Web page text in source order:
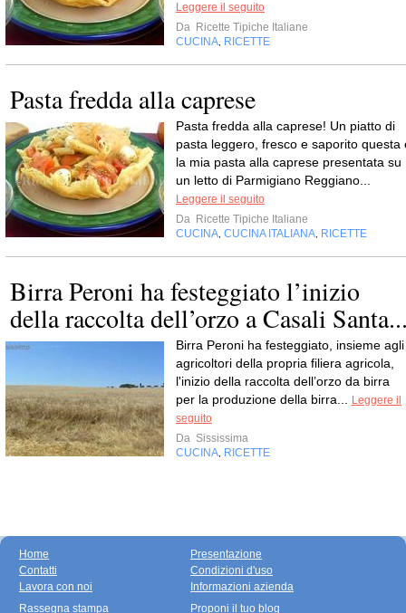
Leggere il seguito
Da Ricette Tipiche Italiane
CUCINA RICETTE
Pasta fredda alla caprese
Pasta fredda alla caprese! Un piatto di
pasta leggero, fresco e saporito questa
la mia pasta alla caprese presentata su
un letto di Parmigiano Reggiano...
Leggere il seguito
Da Ricette Tipiche Italiane
CUCINA CUCINA ITALIANA RICETTE
Birra Peroni ha festeggiato l’inizio
della raccolta dell’orzo a Casali
Birra Peroni ha festeggiato, insieme agli
agricoltori della propria filiera agricola,
l'inizio della raccolta dell’orzo da birra
per la produzione della birra...
Leggere il
seguito
Da Sississima
CUCINA RICETTE
Home
Contatti
Lavora con noi
Presentazione
Condizioni d'uso
Informazioni azienda
Rassegna stampa
Proponi il tuo blog